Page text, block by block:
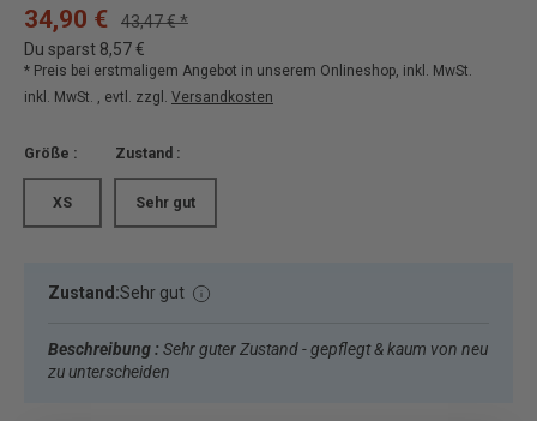
34,90 €
43,47 € *
Du sparst 8,57 €
* Preis bei erstmaligem Angebot in unserem Onlineshop, inkl. MwSt.
inkl. MwSt. , evtl. zzgl. Versandkosten
Größe :
XS
Zustand :
Sehr gut
Zustand:Sehr gut
Beschreibung : Sehr guter Zustand - gepflegt & kaum von neu
zu unterscheiden